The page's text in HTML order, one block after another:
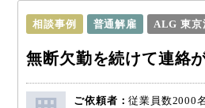
相談事例 普通解雇 ALG 東京
無断欠勤を続けて連絡
ご依頼者：従業員数2000